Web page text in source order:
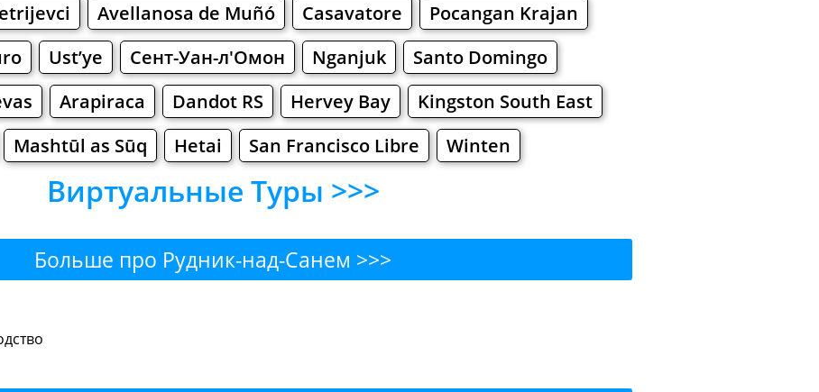
Avellanosa de Muñó Casavatore
Pocangan Krajan
Ust’ye Сент-Уан-л'Омон Nganjuk
Santo Domingo
Arapiraca Dandot RS Hervey Bay
Kingston South East
Mashtūl as Sūq Hetai San Francisco Libre Winten
Виртуальные Туры >>>
Больше про Рудник-над-Санем >>>
Санем - Где поесть или перекусить?